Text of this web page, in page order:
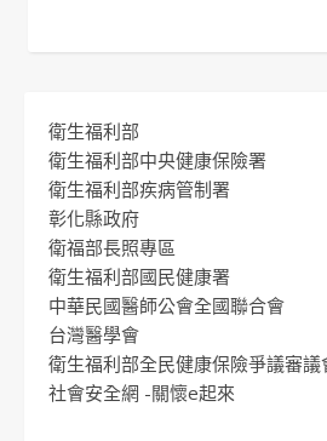
衛生福利部
衛生福利部中央健康保險署
衛生福利部疾病管制署
彰化縣政府
衛福部長照專區
衛生福利部國民健康署
中華民國醫師公會全國聯合會
台灣醫學會
衛生福利部全民健康保險爭議審議
社會安全網 -關懷e起來